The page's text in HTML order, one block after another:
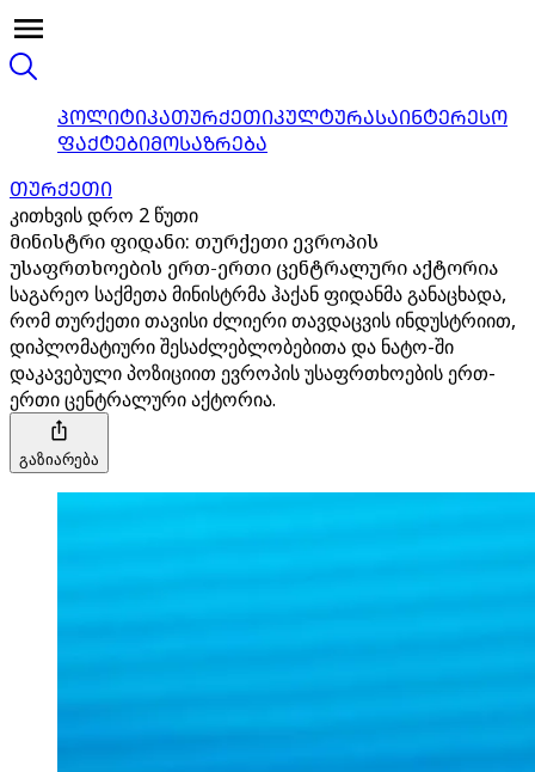
ᲞᲝᲚᲘᲢᲘᲙᲐᲗᲣᲠᲥᲔᲗᲘᲙᲣᲚᲢᲣᲠᲐᲡᲐᲘᲜᲢᲔᲠᲔᲡᲝ
ᲤᲐᲥᲢᲔᲑᲘᲛᲝᲡᲐᲖᲠᲔᲑᲐ
ᲗᲣᲠᲥᲔᲗᲘ
კითხვის დრო 2 წუთი
მინისტრი ფიდანი: თურქეთი ევროპის
უსაფრთხოების ერთ-ერთი ცენტრალური აქტორია
საგარეო საქმეთა მინისტრმა ჰაქან ფიდანმა განაცხადა,
რომ თურქეთი თავისი ძლიერი თავდაცვის ინდუსტრიით,
დიპლომატიური შესაძლებლობებითა და ნატო-ში
დაკავებული პოზიციით ევროპის უსაფრთხოების ერთ-
ერთი ცენტრალური აქტორია.
გაზიარება